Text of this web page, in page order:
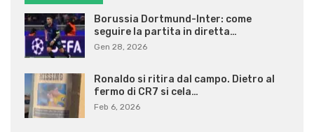
Borussia Dortmund-Inter: come
seguire la partita in diretta…
Gen 28, 2026
Ronaldo si ritira dal campo. Dietro al
fermo di CR7 si cela…
Feb 6, 2026